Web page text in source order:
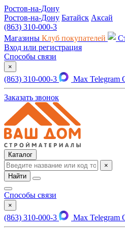
Ростов-на-Дону
Ростов-на-Дону Батайск Аксай
(863) 310-000-3
Магазины Клуб покупателей
Вход или регистрация
Способы связи
×
(863) 310-000-3 Max Telegram
Заказать звонок
Каталог
×
Найти
Способы связи
×
(863) 310-000-3 Max Telegram